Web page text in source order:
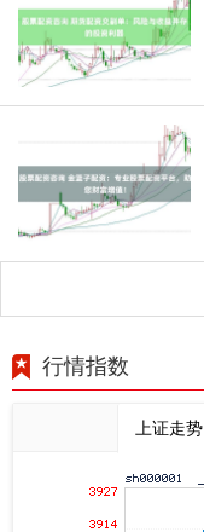
行情指数
上证走势